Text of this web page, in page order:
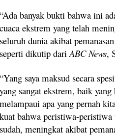
“Ada banyak bukti bahwa ini
cuaca ekstrem yang telah
seluruh dunia akibat
seperti dikutip dari ABC News,
“Yang saya maksud secara
yang sangat ekstrem, baik yang
melampaui apa yang pernah
kuat bahwa peristiwa-peristiwa
sudah, meningkat akibat